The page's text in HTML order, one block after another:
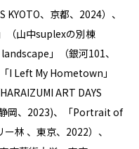
、京都、2024）、
（⼭中suplexの別棟
」（銀河101、
I Left My Hometown」
ART DAYS
岡、2023)、「Portrait of
林 、東京、2022）、